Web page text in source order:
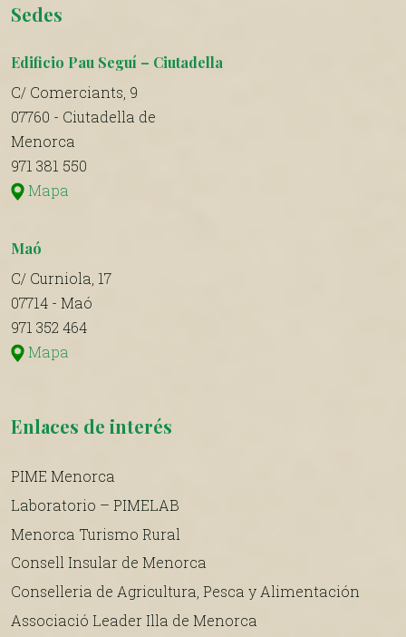
Sedes
Edificio Pau Seguí – Ciutadella
C/ Comerciants, 9
07760 - Ciutadella de
Menorca
971 381 550
Mapa
Maó
C/ Curniola, 17
07714 - Maó
971 352 464
Mapa
Enlaces de interés
PIME Menorca
Laboratorio – PIMELAB
Menorca Turismo Rural
Consell Insular de Menorca
Conselleria de Agricultura, Pesca y Alimentación
Associació Leader Illa de Menorca